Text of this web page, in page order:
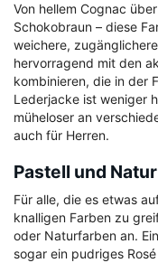
Von hellem Cognac
Schokobraun – diese
weichere,
hervorragend mit den
kombinieren, die in der
Lederjacke ist weniger
müheloser an
auch für Herren.
Pastell und
Für alle, die es etwas
knalligen Farben zu
oder Naturfarben an.
sogar ein pudriges